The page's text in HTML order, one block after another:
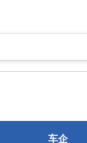
车企